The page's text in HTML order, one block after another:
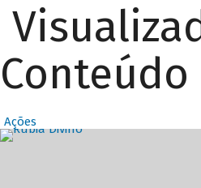
Conteúdo
Ações